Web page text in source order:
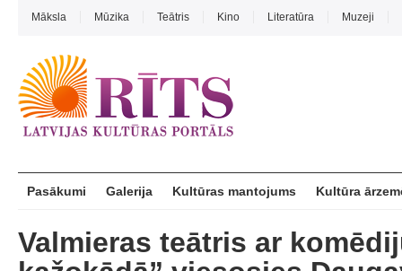
Māksla Mūzika Teātris Kino Literatūra Muzeji
Pasākumi Galerija Kultūras mantojums Kultūra
Valmieras teātris ar